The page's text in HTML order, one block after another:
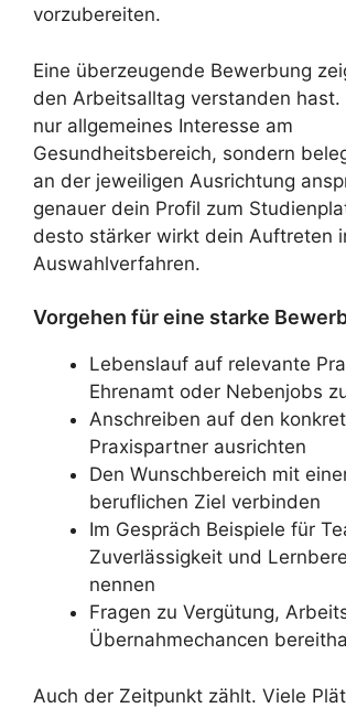
vorzubereiten.
Eine überzeugende Bewerbung
den Arbeitsalltag verstanden hast.
nur allgemeines Interesse am
Gesundheitsbereich, sondern
an der jeweiligen Ausrichtung
genauer dein Profil zum
desto stärker wirkt dein Auftreten
Auswahlverfahren.
Vorgehen für eine starke
Lebenslauf auf relevante
Ehrenamt oder Nebenjobs
Anschreiben auf den
Praxispartner ausrichten
Den Wunschbereich mit
beruflichen Ziel verbinden
Im Gespräch Beispiele für
Zuverlässigkeit und
nennen
Fragen zu Vergütung,
Übernahmechancen
Auch der Zeitpunkt zählt. Viele